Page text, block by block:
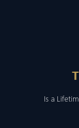
Is a